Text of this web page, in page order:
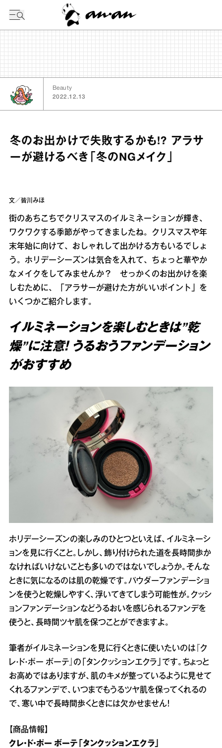
Beauty
2022.12.13
冬のお出かけで失敗するかも!? アラサ
ーが避けるべき「冬のNGメイク」
文／皆川みほ
街のあちこちでクリスマスのイルミネーションが輝き、
ワクワクする季節がやってきましたね。クリスマスや年
末年始に向けて、おしゃれして出かける方もいるでしょ
う。ホリデーシーズンは気合を入れて、ちょっと華やか
なメイクをしてみませんか？ せっかくのお出かけを楽
しむために、「アラサーが避けた方がいいポイント」を
いくつかご紹介します。
イルミネーションを楽しむときは”乾
燥”に注意！ うるおうファンデーション
がおすすめ
ホリデーシーズンの楽しみのひとつといえば、イルミネーシ
ョンを見に行くこと。しかし、飾り付けられた道を長時間歩か
なければいけないことも多いのではないでしょうか。そんな
ときに気になるのは肌の乾燥です。パウダーファンデーショ
ンを使うと乾燥しやすく、浮いてきてしまう可能性が。クッシ
ョンファンデーションなどうるおいを感じられるファンデを
使うと、長時間ツヤ肌を保つことができますよ。
筆者がイルミネーションを見に行くときに使いたいのは『ク
レ・ド・ポー ボーテ』の「タンクッションエクラ」です。ちょっと
お高めではありますが、肌のキメが整っているように見せて
くれるファンデで、いつまでもうるツヤ肌を保ってくれるの
で、寒い中で長時間歩くときには欠かせません！
【商品情報】
クレ・ド・ポー ボーテ「タンクッションエクラ」